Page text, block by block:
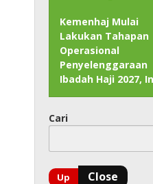
Kemenhaj Mulai
Lakukan Tahapan
Operasional
Penyelenggaraan
Ibadah Haji 2027,
Cari